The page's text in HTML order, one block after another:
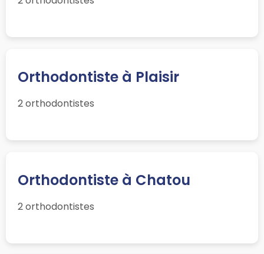
Orthodontiste à Plaisir
2 orthodontistes
Orthodontiste à Chatou
2 orthodontistes